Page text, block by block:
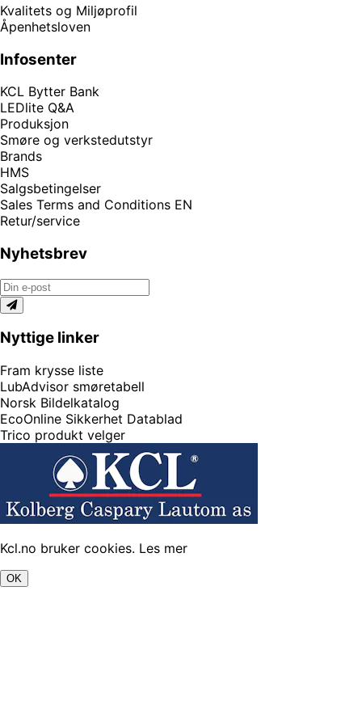
Kvalitets og Miljøprofil
Åpenhetsloven
Infosenter
KCL Bytter Bank
LEDlite Q&A
Produksjon
Smøre og verkstedutstyr
Brands
HMS
Salgsbetingelser
Sales Terms and Conditions EN
Retur/service
Nyhetsbrev
Nyttige linker
Fram krysse liste
LubAdvisor smøretabell
Norsk Bildelkatalog
EcoOnline Sikkerhet Datablad
Trico produkt velger
Kcl.no bruker cookies. Les mer
OK